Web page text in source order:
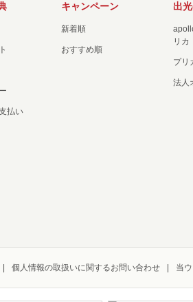
払い
キャンペーン
新着順
おすすめ順
出
リカ
プリ
法人
個人情報の取扱いに関するお問い合わせ 当